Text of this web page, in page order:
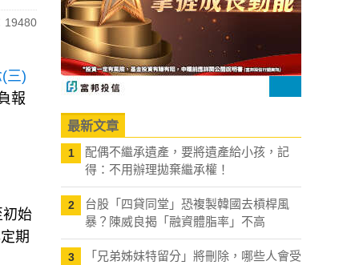
19480
三)
報
初始
期
最新文章
1
配偶不繼承遺產，要將遺產給小孩，記
得：不用辦理拋棄繼承權！
2
台股「四貸同堂」恐複製韓國去槓桿風
暴？陳威良揭「融資體脂率」不高
3
「兄弟姊妹特留分」將刪除，哪些人會受